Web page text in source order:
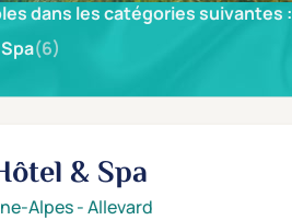
dans les catégories suivantes :
Spa(6)
& Spa
Alpes-Allevard